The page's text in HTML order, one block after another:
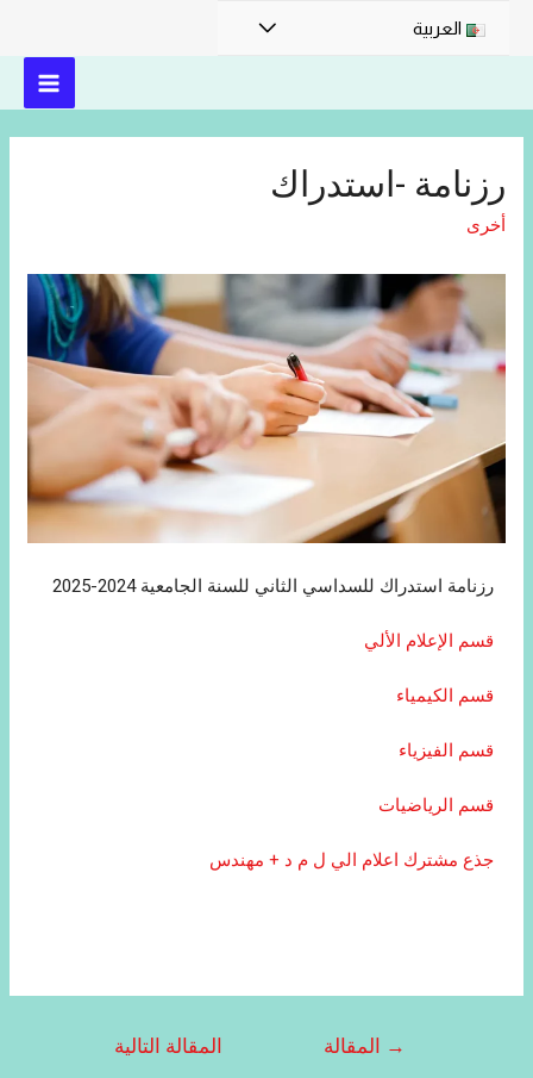
العربية
رزنامة -استدراك
أخرى
رزنامة استدراك للسداسي الثاني للسنة الجامعية 2024-2025
قسم الإعلام الألي
قسم الكيمياء
قسم الفيزياء
قسم الرياضيات
جذع مشترك اعلام الي ل م د + مهندس
→
المقالة
المقالة التالية